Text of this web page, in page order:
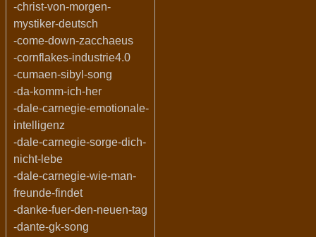
-christ-von-morgen-
mystiker-deutsch
-come-down-zacchaeus
-cornflakes-industrie4.0
-cumaen-sibyl-song
-da-komm-ich-her
-dale-carnegie-emotionale-
intelligenz
-dale-carnegie-sorge-dich-
nicht-lebe
-dale-carnegie-wie-man-
freunde-findet
-danke-fuer-den-neuen-tag
-dante-gk-song